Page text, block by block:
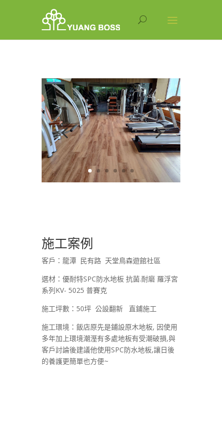
施工案例
客戶：龍潭 民有路 天堂鳥森遊館社區
選材：優耐特SPC防水地板 抗菌.耐磨 羅浮宮
系列KV- 5025 普賽克
施工坪數：50坪 公設翻新 直鋪施工
施工環境：飯店原先是鋪設原木地板, 因使用
多年加上環境潮溼有多處地板有受潮破損,與
客戶討論後建議他使用SPC防水地板,讓日後
的養護更簡單也方便~